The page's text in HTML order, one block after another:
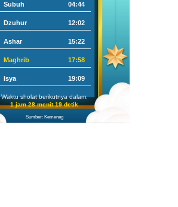
Subuh 04:44
Dzuhur 12:02
Ashar 15:22
Maghrib 17:58
Isya 19:09
Waktu sholat berikutnya dalam:
1 jam 28 menit 19 detik
Sumber: Kemenag